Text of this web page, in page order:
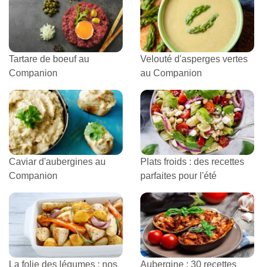
Tartare de boeuf au
Companion
Velouté d'asperges vertes
au Companion
Caviar d'aubergines au
Companion
Plats froids : des recettes
parfaites pour l'été
La folie des légumes : nos
Aubergine : 30 recettes